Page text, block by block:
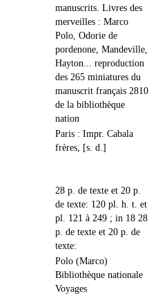
manuscrits. Livres des
merveilles : Marco
Polo, Odorie de
pordenone, Mandeville,
Hayton... reproduction
des 265 miniatures du
manuscrit français 2810
de la bibliothèque
nation
Paris : Impr. Cabala
frères, [s. d.]
28 p. de texte et 20 p.
de texte: 120 pl. h. t. et
pl. 121 à 249 ; in 18 28
p. de texte et 20 p. de
texte:
Polo (Marco)
Bibliothèque nationale
Voyages